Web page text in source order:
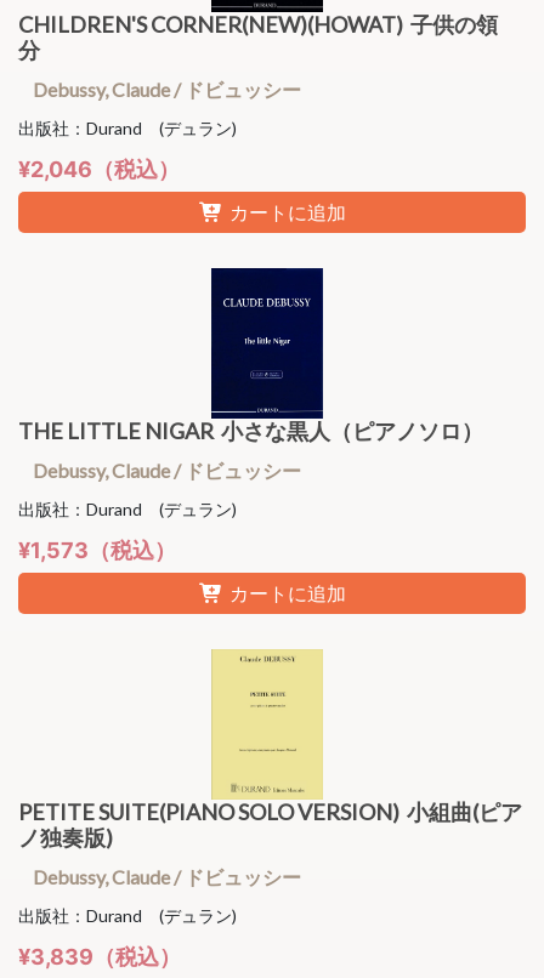
CHILDREN'S CORNER(NEW)(HOWAT) 子供の領
分
Debussy, Claude / ドビュッシー
出版社：Durand (デュラン)
¥2,046（税込）
カートに追加
THE LITTLE NIGAR 小さな黒人（ピアノソロ）
Debussy, Claude / ドビュッシー
出版社：Durand (デュラン)
¥1,573（税込）
カートに追加
PETITE SUITE(PIANO SOLO VERSION) 小組曲(ピア
ノ独奏版)
Debussy, Claude / ドビュッシー
出版社：Durand (デュラン)
¥3,839（税込）